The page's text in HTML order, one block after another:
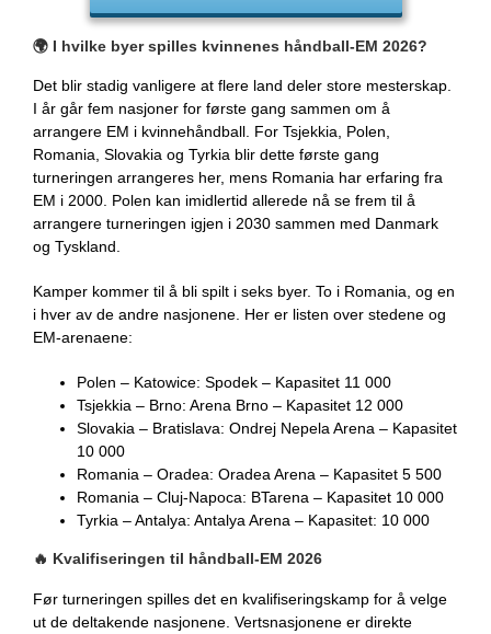
🌍 I hvilke byer spilles kvinnenes håndball-EM 2026?
Det blir stadig vanligere at flere land deler store mesterskap.
I år går fem nasjoner for første gang sammen om å
arrangere EM i kvinnehåndball. For Tsjekkia, Polen,
Romania, Slovakia og Tyrkia blir dette første gang
turneringen arrangeres her, mens Romania har erfaring fra
EM i 2000. Polen kan imidlertid allerede nå se frem til å
arrangere turneringen igjen i 2030 sammen med Danmark
og Tyskland.
Kamper kommer til å bli spilt i seks byer. To i Romania, og en
i hver av de andre nasjonene. Her er listen over stedene og
EM-arenaene:
Polen – Katowice: Spodek – Kapasitet 11 000
Tsjekkia – Brno: Arena Brno – Kapasitet 12 000
Slovakia – Bratislava: Ondrej Nepela Arena – Kapasitet
10 000
Romania – Oradea: Oradea Arena – Kapasitet 5 500
Romania – Cluj-Napoca: BTarena – Kapasitet 10 000
Tyrkia – Antalya: Antalya Arena – Kapasitet: 10 000
🔥 Kvalifiseringen til håndball-EM 2026
Før turneringen spilles det en kvalifiseringskamp for å velge
ut de deltakende nasjonene. Vertsnasjonene er direkte